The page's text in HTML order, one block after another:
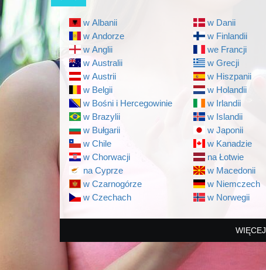
w Albanii
w Andorze
w Anglii
w Australii
w Austrii
w Belgii
w Bośni i Hercegowinie
w Brazylii
w Bułgarii
w Chile
w Chorwacji
na Cyprze
w Czarnogórze
w Czechach
w Danii
w Finlandii
we Francji
w Grecji
w Hiszpanii
w Holandii
w Irlandii
w Islandii
w Japonii
w Kanadzie
na Łotwie
w Macedonii
w Niemczech
w Norwegii
WIĘCEJ